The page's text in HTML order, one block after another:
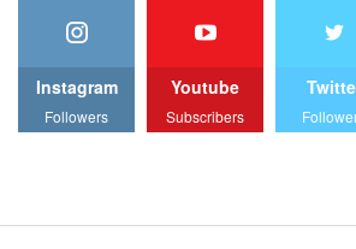
Youtube
Subscribers
Instagram
Followers